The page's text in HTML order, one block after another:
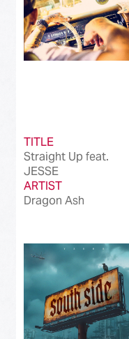
TITLE
Straight Up feat.
JESSE
ARTIST
Dragon Ash